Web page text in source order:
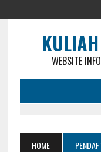
WEBSITE
HOME